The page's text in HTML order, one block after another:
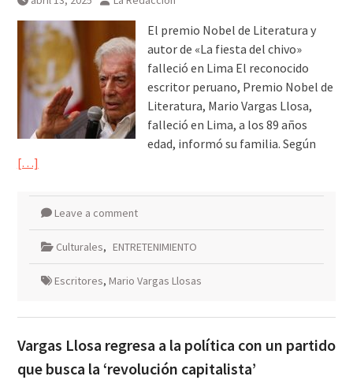
de «Colección de Amor Vol. 2» a
una noche irrepetible en The
Green Room
El premio Nobel de Literatura y
autor de «La fiesta del chivo»
falleció en Lima El reconocido
escritor peruano, Premio Nobel de
Literatura, Mario Vargas Llosa,
falleció en Lima, a los 89 años
edad, informó su familia. Según
[…]
Leave a comment
Culturales, ENTRETENIMIENTO
Escritores, Mario Vargas Llosas
Vargas Llosa regresa a la política con un partido
que busca la ‘revolución capitalista’